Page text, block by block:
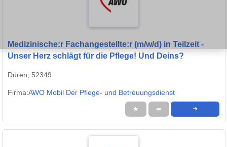
Medizinische:r Fachangestellte:r (m/w/d) in Teilzeit -
Unser Herz schlägt für die Pflege! Und Deins?
Düren, 52349
Firma:AWO Mobil Der Pflege- und Betreuungsdienst
★ ➦ ➜